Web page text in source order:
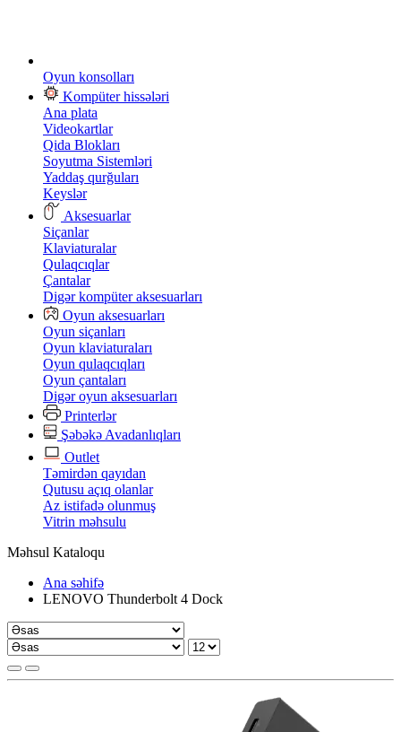
Oyun konsolları
Kompüter hissələri
Ana plata
Videokartlar
Qida Blokları
Soyutma Sistemləri
Yaddaş qurğuları
Keyslər
Aksesuarlar
Siçanlar
Klaviaturalar
Qulaqcıqlar
Çantalar
Digər kompüter aksesuarları
Oyun aksesuarları
Oyun siçanları
Oyun klaviaturaları
Oyun qulaqcıqları
Oyun çantaları
Digər oyun aksesuarları
Printerlər
Şəbəkə Avadanlıqları
Outlet
Təmirdən qayıdan
Qutusu açıq olanlar
Az istifadə olunmuş
Vitrin məhsulu
Məhsul Kataloqu
Ana səhifə
LENOVO Thunderbolt 4 Dock